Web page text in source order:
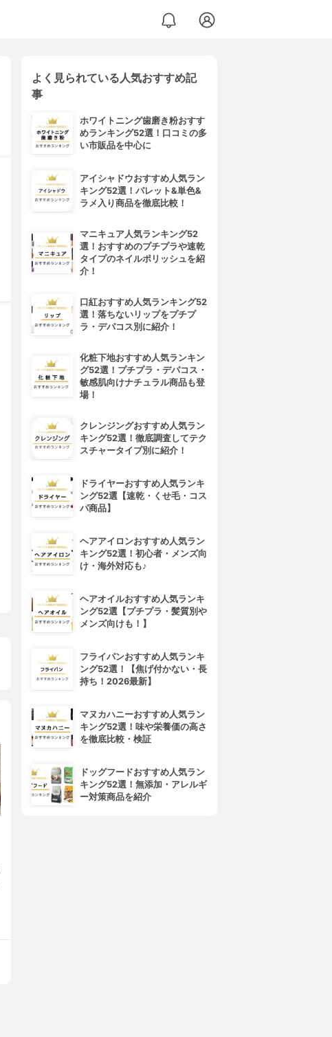
よく見られている人気おすすめ記
事
ホワイトニング歯磨き粉おすす
めランキング52選！口コミの多
い市販品を中心に
アイシャドウおすすめ人気ラン
キング52選！パレット&単色&
ラメ入り商品を徹底比較！
マニキュア人気ランキング52
選！おすすめのプチプラや速乾
タイプのネイルポリッシュを紹
介！
口紅おすすめ人気ランキング52
選！落ちないリップをプチプ
ラ・デパコス別に紹介！
化粧下地おすすめ人気ランキン
グ52選！プチプラ・デパコス・
敏感肌向けナチュラル商品も登
場！
クレンジングおすすめ人気ラン
キング52選！徹底調査してテク
スチャータイプ別に紹介！
ドライヤーおすすめ人気ランキ
ング52選【速乾・くせ毛・コス
パ商品】
ヘアアイロンおすすめ人気ラン
キング52選！初心者・メンズ向
け・海外対応も♪
ヘアオイルおすすめ人気ランキ
ング52選【プチプラ・髪質別や
メンズ向けも！】
フライパンおすすめ人気ランキ
ング52選！【焦げ付かない・長
持ち！2026最新】
マヌカハニーおすすめ人気ラン
キング52選！味や栄養価の高さ
を徹底比較・検証
ドッグフードおすすめ人気ラン
キング52選！無添加・アレルギ
ー対策商品を紹介